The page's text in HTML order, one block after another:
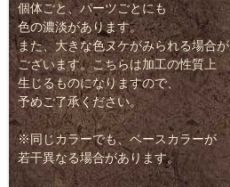
個体ごと、パーツごとにも
色の濃淡があります。
また、大きな色ヌケがみられる場合が
ございます。こちらは加工の性質上
生じるものになりますので、
予めご了承ください。
※同じカラーでも、ベースカラーが
若干異なる場合があります。